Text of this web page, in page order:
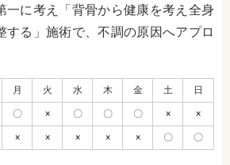
一に考え「背骨から健康を考え全身
する」施術で、不調の原因へアプロ
月 火 水 木 金 土 日
〇 × 〇 〇 〇 × ×
× × × × × 〇 〇